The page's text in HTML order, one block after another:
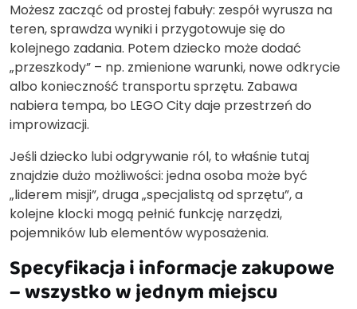
Możesz zacząć od prostej fabuły: zespół wyrusza na
teren, sprawdza wyniki i przygotowuje się do
kolejnego zadania. Potem dziecko może dodać
„przeszkody” – np. zmienione warunki, nowe odkrycie
albo konieczność transportu sprzętu. Zabawa
nabiera tempa, bo LEGO City daje przestrzeń do
improwizacji.
Jeśli dziecko lubi odgrywanie ról, to właśnie tutaj
znajdzie dużo możliwości: jedna osoba może być
„liderem misji”, druga „specjalistą od sprzętu”, a
kolejne klocki mogą pełnić funkcję narzędzi,
pojemników lub elementów wyposażenia.
Specyfikacja i informacje zakupowe
– wszystko w jednym miejscu